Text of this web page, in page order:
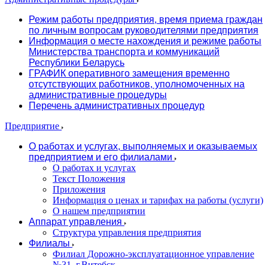
Режим работы предприятия, время приема граждан
по личным вопросам руководителями предприятия
Информация о месте нахождения и режиме работы
Министерства транспорта и коммуникаций
Республики Беларусь
ГРАФИК оперативного замещения временно
отсутствующих работников, уполномоченных на
административные процедуры
Перечень административных процедур
Предприятие
О работах и услугах, выполняемых и оказываемых
предприятием и его филиалами
О работах и услугах
Текст Положения
Приложения
Информация о ценах и тарифах на работы (услуги)
О нашем предприятии
Аппарат управления
Структура управления предприятия
Филиалы
Филиал Дорожно-эксплуатационное управление